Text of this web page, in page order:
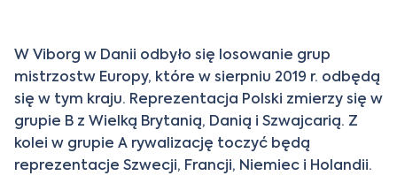
W Viborg w Danii odbyło się losowanie grup
mistrzostw Europy, które w sierpniu 2019 r. odbędą
się w tym kraju. Reprezentacja Polski zmierzy się w
grupie B z Wielką Brytanią, Danią i Szwajcarią. Z
kolei w grupie A rywalizację toczyć będą
reprezentacje Szwecji, Francji, Niemiec i Holandii.